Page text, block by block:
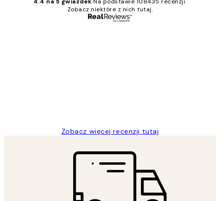
Zobacz niektóre z nich tutaj.
Zobacz więcej recenzji tutaj